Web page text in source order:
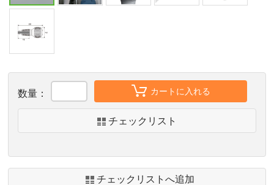
数量： カートに入れる
チェックリスト
チェックリストへ追加